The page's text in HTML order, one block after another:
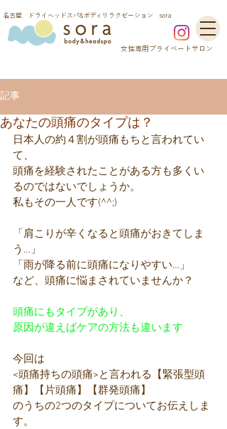
​名古屋 ドライヘッドスパ&ボディリラクゼーション sora
​女性専用プライベートサロン
記事
あなたの頭痛のタイプは？
日本人の約４割が頭痛もちと言われてい
て、
頭痛を経験されたことがある方も多くい
るのではないでしょうか。
私もその一人です(^^;)
「肩こりが辛くなると頭痛がおきてしま
う…」
「雨が降る前に頭痛になりやすい…」
など、頭痛に悩まされていませんか？
頭痛にもタイプがあり、
原因が違えばケアの方法も違います
今回は
<頭痛持ちの頭痛>と言われる【緊張型頭
痛】【片頭痛】【群発頭痛】
のうちの2つのタイプについてお伝えしま
す。